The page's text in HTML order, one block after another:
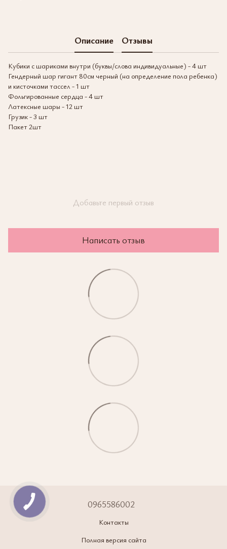
Описание Отзывы
Кубики с шариками внутри (буквы/слова индивидуальные) - 4 шт
Гендерный шар гигант 80см черный (на определение пола ребенка)
и кисточками тассел - 1 шт
Фольгированные сердца - 4 шт
Латексные шары - 12 шт
Грузик - 3 шт
Пакет 2шт
Добавьте первый отзыв
Написать отзыв
0965586002
Контакты
Полная версия сайта